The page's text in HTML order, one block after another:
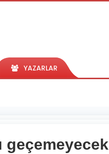
YAZARLAR
geçemeyecek